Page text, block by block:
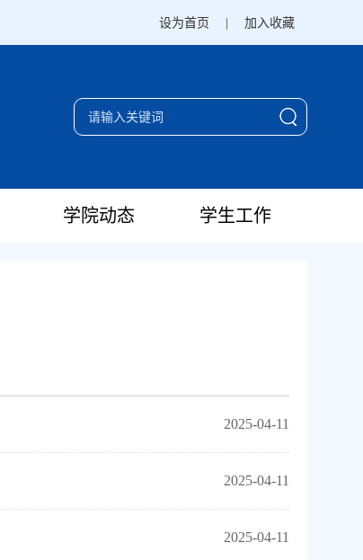
设为首页 加入收藏
学院动态 学生工作
2025-04-11
2025-04-11
2025-04-11